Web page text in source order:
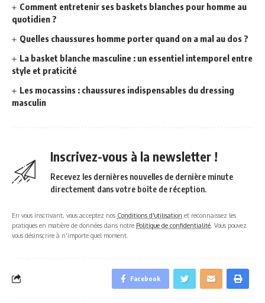
Comment entretenir ses baskets blanches pour homme au
quotidien ?
Quelles chaussures homme porter quand on a mal au dos ?
La basket blanche masculine : un essentiel intemporel entre
style et praticité
Les mocassins : chaussures indispensables du dressing
masculin
Inscrivez-vous à la newsletter !
Recevez les dernières nouvelles de dernière minute
directement dans votre boîte de réception.
En vous inscrivant, vous acceptez nos Conditions d'utilisation et reconnaissez les
pratiques en matière de données dans notre Politique de confidentialité . Vous pouvez
vous désinscrire à n'importe quel moment.
Facebook